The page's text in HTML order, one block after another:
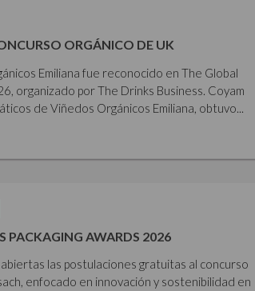
ORGÁNICO DE UK
Emiliana fue reconocido en The Global
organizado por The Drinks Business. Coyam
de Viñedos Orgánicos Emiliana, obtuvo...
PACKAGING AWARDS 2026
las postulaciones gratuitas al concurso
enfocado en innovación y sostenibilidad en